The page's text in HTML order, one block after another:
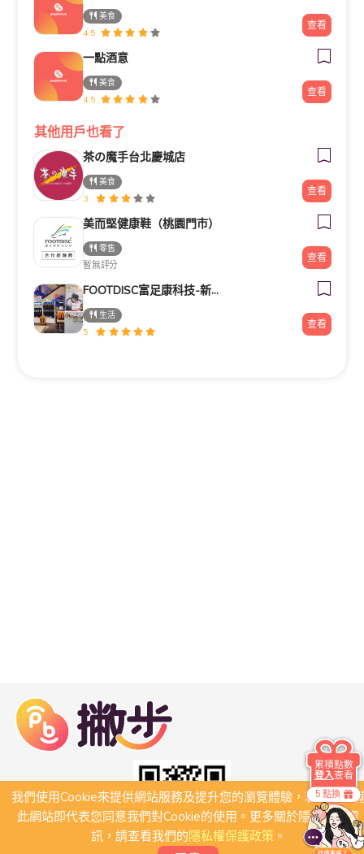
美食
4.5
查看
一點酒意
美食
4.5
查看
其他用戶也看了
茶の魔手台北慶城店
美食
3
查看
美而堅健康鞋（桃園門市）
零售
暫無評分
查看
FOOTDISC富足康科技-新光三越-桃園站前店
生活
5
查看
我們使用Cookie來提供網站服務及提升您的瀏覽體驗，若繼續瀏
此網站即代表您同意我們對Cookie的使用。更多關於隱私保護資
訊，請查看我們的隱私權保護政策。
5 點換
累積點數
登入查看